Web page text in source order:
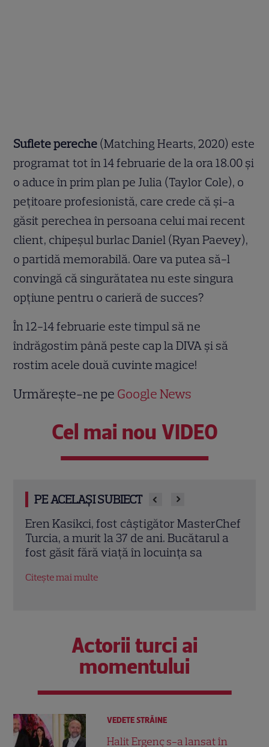
Suflete pereche (Matching Hearts, 2020) este
programat tot în 14 februarie de la ora 18.00 și
o aduce în prim plan pe Julia (Taylor Cole), o
peţitoare profesionistă, care crede că şi-a
găsit perechea în persoana celui mai recent
client, chipeşul burlac Daniel (Ryan Paevey),
o partidă memorabilă. Oare va putea să-l
convingă că singurătatea nu este singura
opțiune pentru o carieră de succes?
În 12-14 februarie este timpul să ne
îndrăgostim până peste cap la DIVA și să
rostim acele două cuvinte magice!
Urmărește-ne pe Google News
Cel mai nou VIDEO
PE ACELAȘI SUBIECT
Trei cupluri revin la „Insula Iubirii –
Reuniuni”. Ce se întâmplă când se
întâlnesc din nou cu Radu Vâlcan
Citește mai multe
Actorii turci ai
momentului
VEDETE STRĂINE
Halit Ergenç s-a lansat în